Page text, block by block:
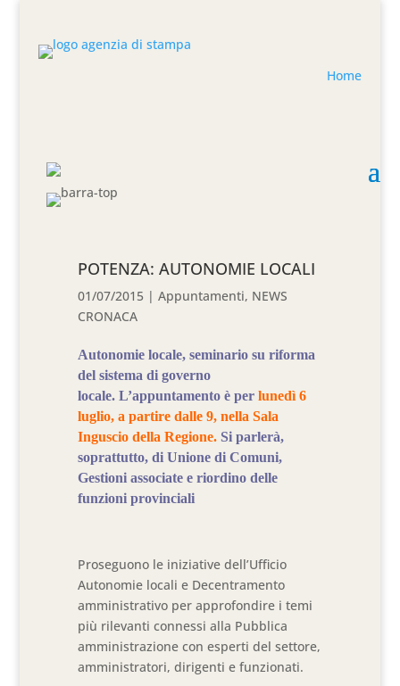
Home
POTENZA: AUTONOMIE LOCALI
01/07/2015 |Appuntamenti, NEWS
CRONACA
Autonomie locale, seminario su riforma
del sistema di governo
locale.L’appuntamento è per lunedì 6
luglio, a partire dalle 9, nella Sala
Inguscio della Regione. Si parlerà,
soprattutto, di Unione di Comuni,
Gestioni associate e riordino delle
funzioni provinciali
Proseguono le iniziative dell’Ufficio
Autonomie locali e Decentramento
amministrativo per approfondire i temi
più rilevanti connessi alla Pubblica
amministrazione con esperti del settore,
amministratori, dirigenti e funzionati.